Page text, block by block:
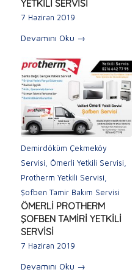
YETKİLİ SERVİSİ
7 Haziran 2019
Devamını Oku →
Demirdöküm Çekmeköy
Servisi, Ömerli Yetkili Servisi,
Protherm Yetkili Servisi,
Şofben Tamir Bakım Servisi
ÖMERLİ PROTHERM
ŞOFBEN TAMİRİ YETKİLİ
SERVİSİ
7 Haziran 2019
Devamını Oku →